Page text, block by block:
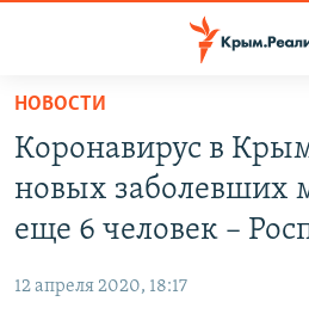
Вернуться
основному
содержанию
Вернутся
главной
навигации
СПЕЦПРОЕКТЫ
11 ЛЕТ ОККУПАЦИИ КРЫМА. 11
ЕЩЕ
НОВОСТИ
Коронавирус в
новых заболевших
еще 6 человек –
12 апреля 2020, 18:17